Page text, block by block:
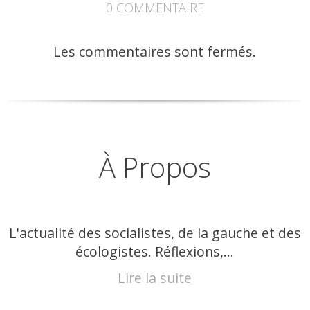
0 COMMENTAIRE
Les commentaires sont fermés.
À Propos
L'actualité des socialistes, de la gauche et des
écologistes. Réflexions,...
Lire la suite